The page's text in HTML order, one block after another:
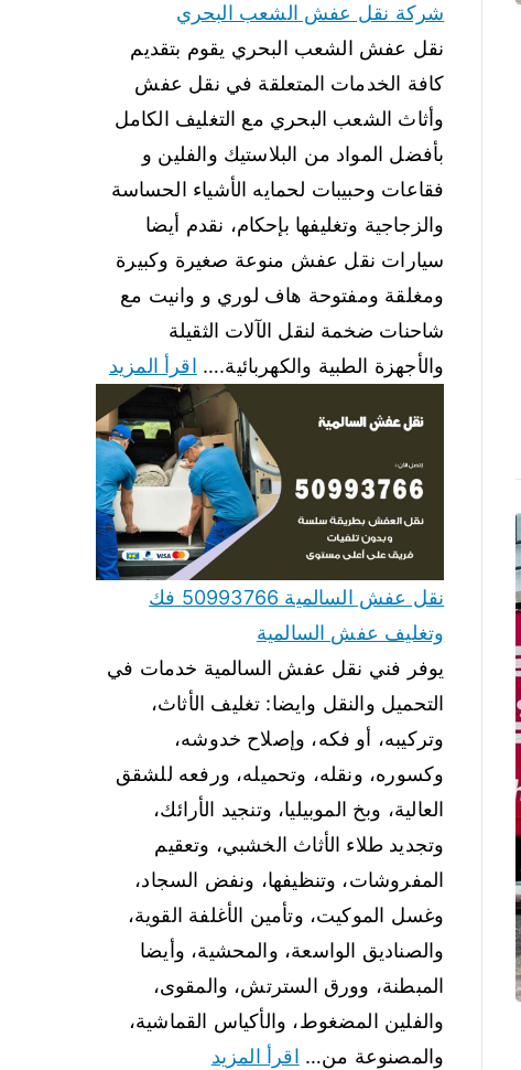
شركة نقل عفش الشعب البحري
نقل عفش الشعب البحري يقوم بتقديم
كافة الخدمات المتعلقة في نقل عفش
وأثاث الشعب البحري مع التغليف الكامل
بأفضل المواد من البلاستيك والفلين و
فقاعات وحبيبات لحمايه الأشياء الحساسة
والزجاجية وتغليفها بإحكام، نقدم أيضا
سيارات نقل عفش منوعة صغيرة وكبيرة
ومغلقة ومفتوحة هاف لوري و وانيت مع
شاحنات ضخمة لنقل الآلات الثقيلة
والأجهزة الطبية والكهربائية.… اقرأ المزيد
نقل عفش السالمية 50993766 فك
وتغليف عفش السالمية
يوفر فني نقل عفش السالمية خدمات في
التحميل والنقل وايضا: تغليف الأثاث،
وتركيبه، أو فكه، وإصلاح خدوشه،
وكسوره، ونقله، وتحميله، ورفعه للشقق
العالية، وبخ الموبيليا، وتنجيد الأرائك،
وتجديد طلاء الأثاث الخشبي، وتعقيم
المفروشات، وتنظيفها، ونفض السجاد،
وغسل الموكيت، وتأمين الأغلفة القوية،
والصناديق الواسعة، والمحشية، وأيضا
المبطنة، وورق السترتش، والمقوى،
والفلين المضغوط، والأكياس القماشية،
والمصنوعة من… اقرأ المزيد